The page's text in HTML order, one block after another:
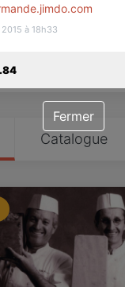
Catalogue
à 18h33
Fermer